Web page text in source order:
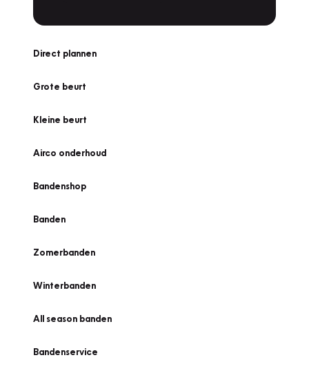
Direct plannen
Grote beurt
Kleine beurt
Airco onderhoud
Bandenshop
Banden
Zomerbanden
Winterbanden
All season banden
Bandenservice